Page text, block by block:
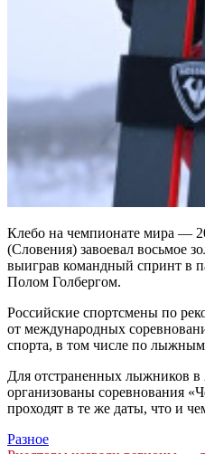
Клебо на чемпионате мира —
(Словения) завоевал восьмое
выиграв командный спринт в
Полом Голбергом.
Российские спортсмены по
от международных
спорта, в том числе по
Для отстраненных лыжников в
организованы соревнования
проходят в те же даты, что и
Разное